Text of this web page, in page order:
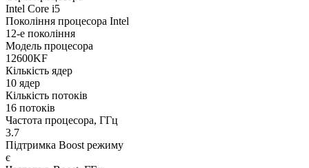
Intel Core i5
Покоління процесора Intel
12-е покоління
Модель процесора
12600KF
Кількість ядер
10 ядер
Кількість потоків
16 потоків
Частота процесора, ГГц
3.7
Підтримка Boost режиму
є